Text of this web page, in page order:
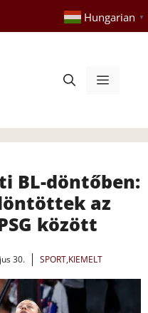
Hungarian ▼
Menü
BL-döntőben:
az
között
30. SPORT,KIEMELT